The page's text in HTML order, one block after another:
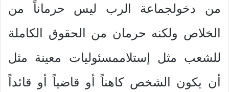
من دخولجماعة الرب ليس حرماناً من
الخلاص ولكنه حرمان من الحقوق الكاملة
للشعب مثل إستلاممسئوليات معينة مثل
أن يكون الشخص كاهناً أو قاضياً أو قائداً